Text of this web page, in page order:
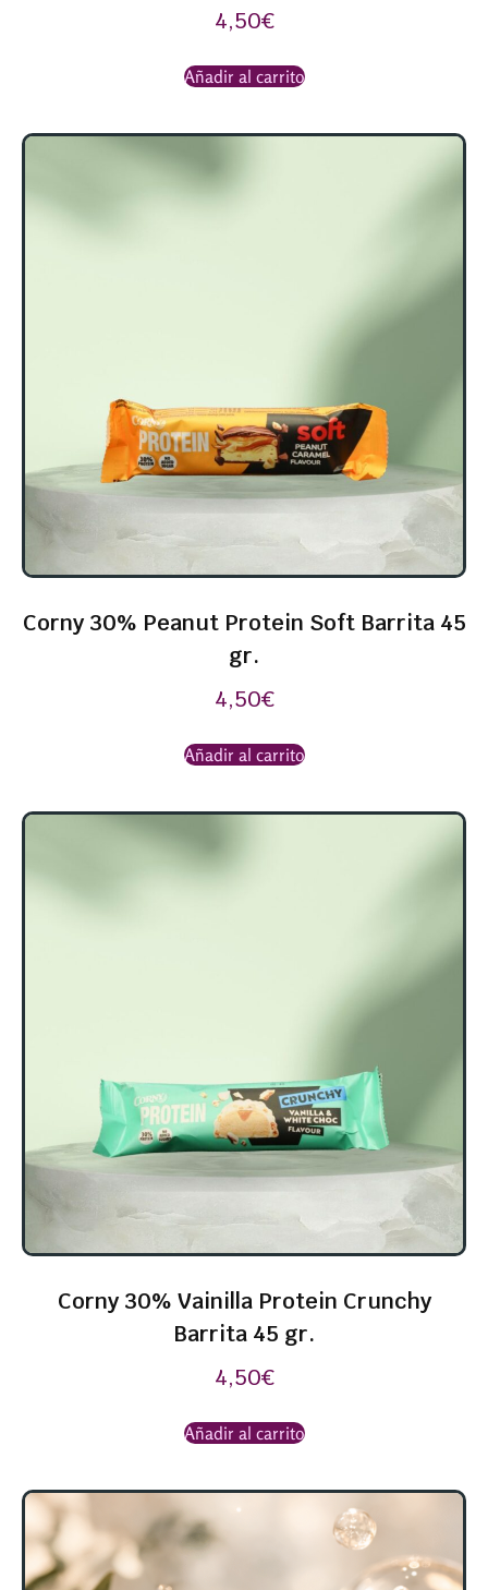
4,50€
Añadir al carrito
Corny 30% Peanut Protein Soft Barrita 45
gr.
4,50€
Añadir al carrito
Corny 30% Vainilla Protein Crunchy
Barrita 45 gr.
4,50€
Añadir al carrito